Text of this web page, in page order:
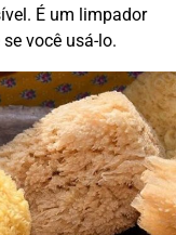
É um limpador
você usá-lo.